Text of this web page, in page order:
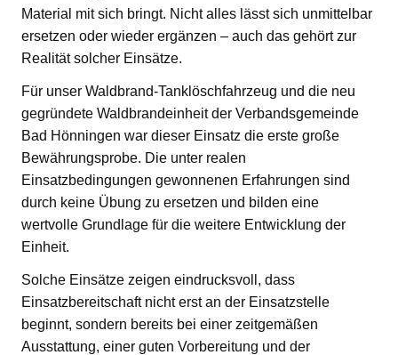
Material mit sich bringt. Nicht alles lässt sich unmittelbar
ersetzen oder wieder ergänzen – auch das gehört zur
Realität solcher Einsätze.
Für unser Waldbrand-Tanklöschfahrzeug und die neu
gegründete Waldbrandeinheit der Verbandsgemeinde
Bad Hönningen war dieser Einsatz die erste große
Bewährungsprobe. Die unter realen
Einsatzbedingungen gewonnenen Erfahrungen sind
durch keine Übung zu ersetzen und bilden eine
wertvolle Grundlage für die weitere Entwicklung der
Einheit.
Solche Einsätze zeigen eindrucksvoll, dass
Einsatzbereitschaft nicht erst an der Einsatzstelle
beginnt, sondern bereits bei einer zeitgemäßen
Ausstattung, einer guten Vorbereitung und der